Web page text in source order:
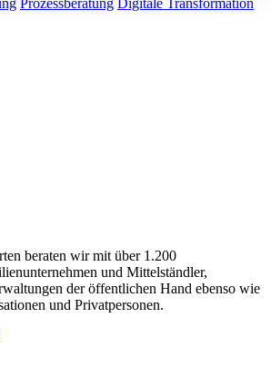
Prozessberatung Digitale Transformation
beraten wir mit über 1.200
und Mittelständler,
der öffentlichen Hand ebenso wie
und Privatpersonen.